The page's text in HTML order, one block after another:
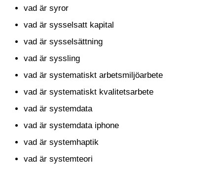
vad är syror
vad är sysselsatt kapital
vad är sysselsättning
vad är syssling
vad är systematiskt arbetsmiljöarbete
vad är systematiskt kvalitetsarbete
vad är systemdata
vad är systemdata iphone
vad är systemhaptik
vad är systemteori